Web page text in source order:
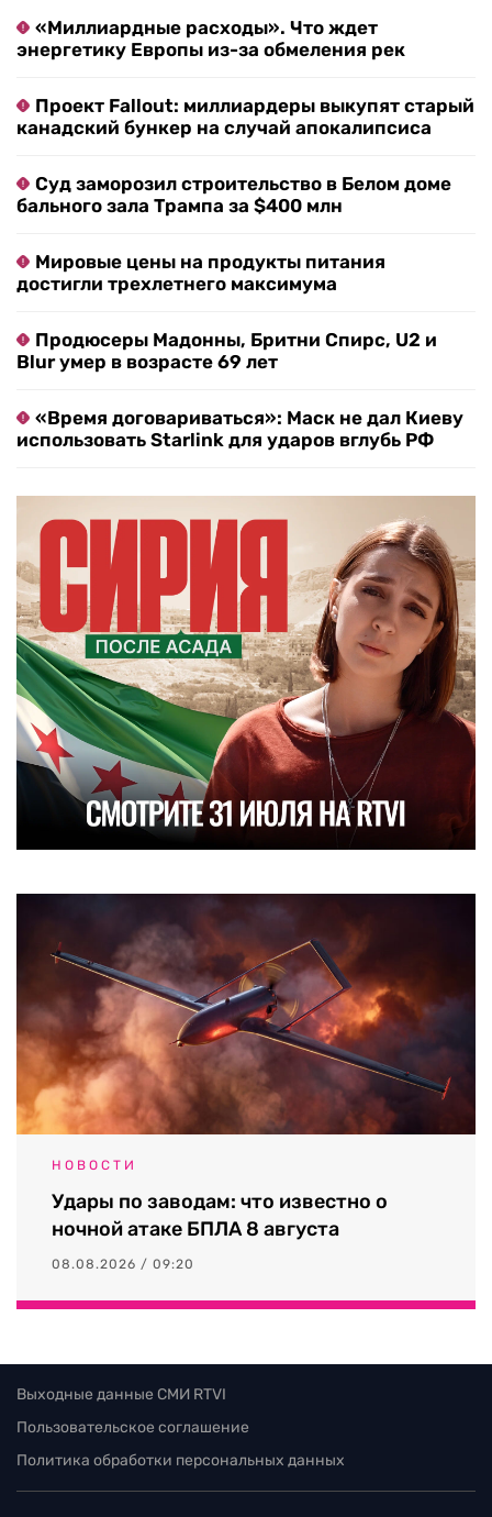
«Миллиардные расходы». Что ждет
энергетику Европы из-за обмеления рек
Проект Fallout: миллиардеры выкупят старый
канадский бункер на случай апокалипсиса
Суд заморозил строительство в Белом доме
бального зала Трампа за $400 млн
Мировые цены на продукты питания
достигли трехлетнего максимума
Продюсеры Мадонны, Бритни Спирс, U2 и
Blur умер в возрасте 69 лет
«Время договариваться»: Маск не дал Киеву
использовать Starlink для ударов вглубь РФ
НОВОСТИ
Удары по заводам: что известно о
ночной атаке БПЛА 8 августа
08.08.2026 / 09:20
Выходные данные СМИ RTVI
Пользовательское соглашение
Политика обработки персональных данных